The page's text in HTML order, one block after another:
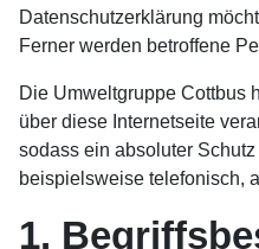
Datenschutzerklärung
Ferner werden betroffene
Die Umweltgruppe Cottbus
über diese Internetseite
sodass ein absoluter
beispielsweise telefonisch,
1.